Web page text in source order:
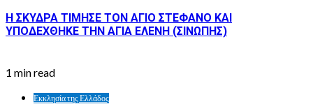
Η ΣΚΥΔΡΑ ΤΙΜΗΣΕ ΤΟΝ ΑΓΙΟ ΣΤΕΦΑΝΟ ΚΑΙ
ΥΠΟΔΕΧΘΗΚΕ ΤΗΝ ΑΓΙΑ ΕΛΕΝΗ (ΣΙΝΩΠΗΣ)
1 min read
Εκκλησία της Ελλάδος